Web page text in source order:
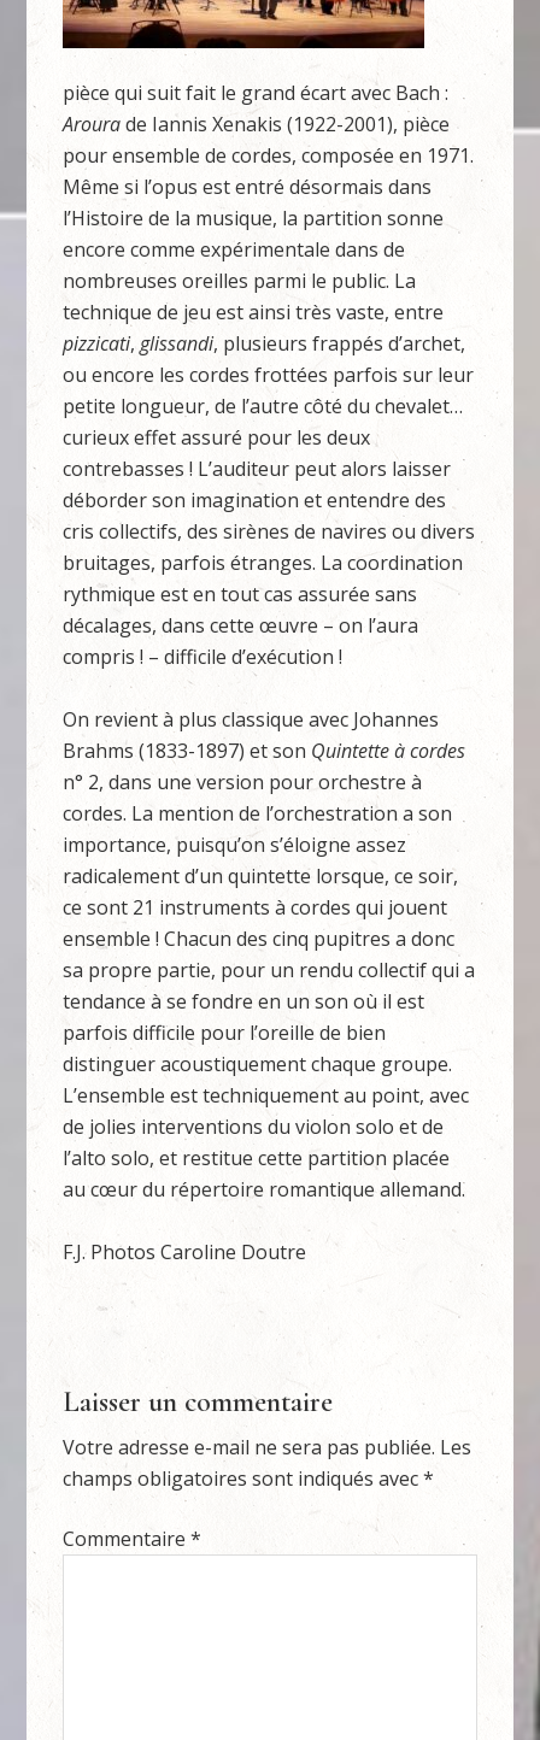
pièce qui suit fait le grand écart avec Bach :
Arourade Iannis Xenakis (1922-2001), pièce
pour ensemble de cordes, composée en 1971.
Même si l’opus est entré désormais dans
l’Histoire de la musique, la partition sonne
encore comme expérimentale dans de
nombreuses oreilles parmi le public. La
technique de jeu est ainsi très vaste, entre
pizzicati,glissandi, plusieurs frappés d’archet,
ou encore les cordes frottées parfois sur leur
petite longueur, de l’autre côté du chevalet…
curieux effet assuré pour les deux
contrebasses ! L’auditeur peut alors laisser
déborder son imagination et entendre des
cris collectifs, des sirènes de navires ou divers
bruitages, parfois étranges. La coordination
rythmique est en tout cas assurée sans
décalages, dans cette œuvre – on l’aura
compris ! – difficile d’exécution !
On revient à plus classique avec Johannes
Brahms (1833-1897) et son Quintette à cordes
n° 2, dans une version pour orchestre à
cordes. La mention de l’orchestration a son
importance, puisqu’on s’éloigne assez
radicalement d’un quintette lorsque, ce soir,
ce sont 21 instruments à cordes qui jouent
ensemble ! Chacun des cinq pupitres a donc
sa propre partie, pour un rendu collectif qui a
tendance à se fondre en un son où il est
parfois difficile pour l’oreille de bien
distinguer acoustiquement chaque groupe.
L’ensemble est techniquement au point, avec
de jolies interventions du violon solo et de
l’alto solo, et restitue cette partition placée
au cœur du répertoire romantique allemand.
F.J. Photos Caroline Doutre
Laisser un commentaire
Votre adresse e-mail ne sera pas publiée. Les
champs obligatoires sont indiqués avec*
Commentaire*